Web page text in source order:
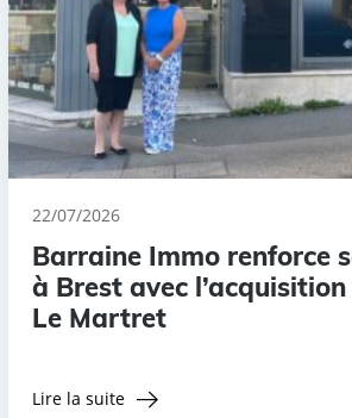
22/07/2026
Barraine Immo renforce
à Brest avec l’acquisition
Le Martret
Lire la suite